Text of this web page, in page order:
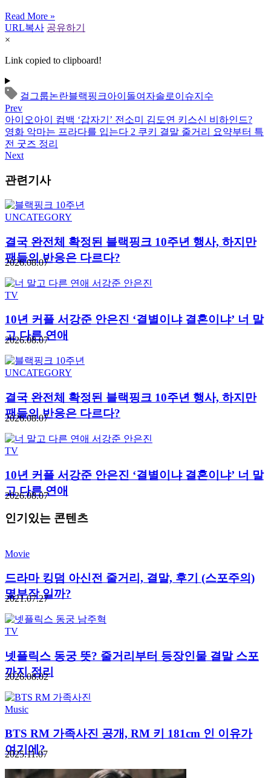
Read More »
URL복사 공유하기
×
Link copied to clipboard!
걸그룹논란블랙핑크아이돌여자솔로이슈지수
Prev
아이오아이 컴백 ‘갑자기’ 전소미 김도연 키스신 비하인드?
영화 악마는 프라다를 입는다 2 쿠키 결말 줄거리 요약부터 특
전 굿즈 정리
Next
관련기사
UNCATEGORY
결국 완전체 확정된 블랙핑크 10주년 행사, 하지만
팬들의 반응은 다르다?
2026.08.07
TV
10년 커플 서강준 안은진 ‘결별이냐 결혼이냐’ 너 말
고 다른 연애
2026.08.07
UNCATEGORY
결국 완전체 확정된 블랙핑크 10주년 행사, 하지만
팬들의 반응은 다르다?
2026.08.07
TV
10년 커플 서강준 안은진 ‘결별이냐 결혼이냐’ 너 말
고 다른 연애
2026.08.07
인기있는 콘텐츠
Movie
드라마 킹덤 아신전 줄거리, 결말, 후기 (스포주의)
몇부작 일까?
2021.07.27
TV
넷플릭스 동궁 뜻? 줄거리부터 등장인물 결말 스포
까지 정리
2026.08.02
Music
BTS RM 가족사진 공개, RM 키 181cm 인 이유가
여기에?
2025.11.07